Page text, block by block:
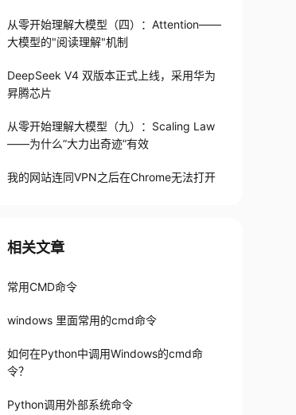
, <
从零开始理解大模型（四）：Attention——
大模型的"阅读理解"机制
DeepSeek V4 双版本正式上线，采用华为
昇腾芯片
从零开始理解大模型（九）：Scaling Law
——为什么”大力出奇迹”有效
我的网站连同VPN之后在Chrome无法打开
相关文章
常用CMD命令
windows 里面常用的cmd命令
如何在Python中调用Windows的cmd命
令？
Python调用外部系统命令